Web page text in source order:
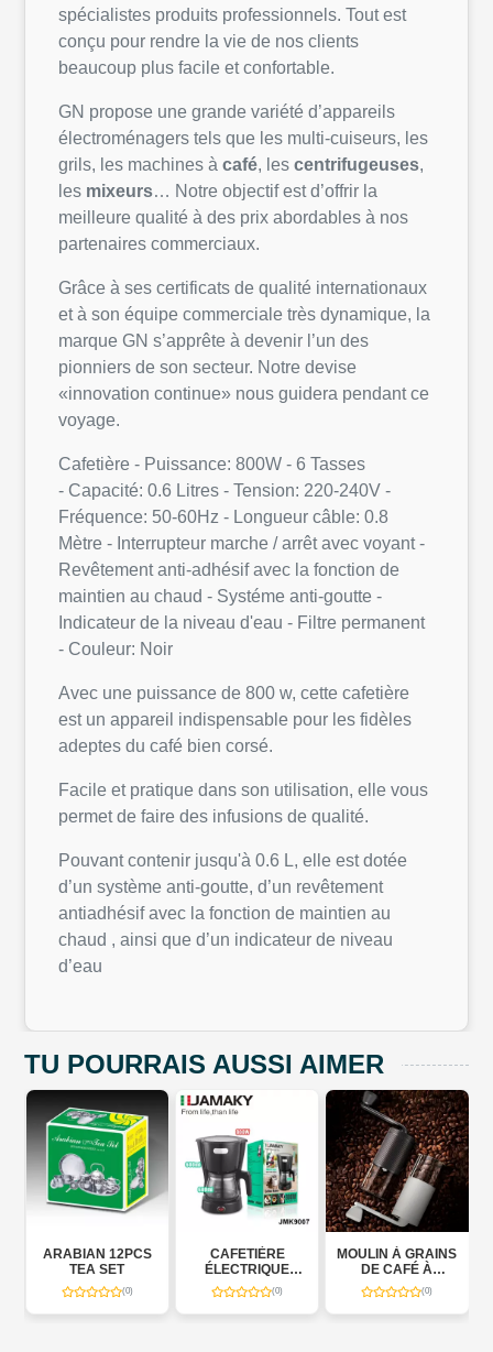
spécialistes produits professionnels. Tout est
conçu pour rendre la vie de nos clients
beaucoup plus facile et confortable.
GN propose une grande variété d’appareils
électroménagers tels que les multi-cuiseurs, les
grils, les machines à café, les centrifugeuses,
les mixeurs… Notre objectif est d’offrir la
meilleure qualité à des prix abordables à nos
partenaires commerciaux.
Grâce à ses certificats de qualité internationaux
et à son équipe commerciale très dynamique, la
marque GN s’apprête à devenir l’un des
pionniers de son secteur. Notre devise
«innovation continue» nous guidera pendant ce
voyage.
Cafetière - Puissance: 800W - 6 Tasses
- Capacité: 0.6 Litres - Tension: 220-240V -
Fréquence: 50-60Hz - Longueur câble: 0.8
Mètre - Interrupteur marche / arrêt avec voyant -
Revêtement anti-adhésif avec la fonction de
maintien au chaud - Systéme anti-goutte -
Indicateur de la niveau d'eau - Filtre permanent
- Couleur: Noir
Avec une puissance de 800 w, cette cafetière
est un appareil indispensable pour les fidèles
adeptes du café bien corsé.
Facile et pratique dans son utilisation, elle vous
permet de faire des infusions de qualité.
Pouvant contenir jusqu'à 0.6 L, elle est dotée
d’un système anti-goutte, d’un revêtement
antiadhésif avec la fonction de maintien au
chaud , ainsi que d’un indicateur de niveau
d’eau
TU POURRAIS AUSSI AIMER
ARABIAN 12PCS
TEA SET
(0)
CAFETIÈRE
ÉLECTRIQUE
JAMAKY(0)
MOULIN À GRAINS
DE CAFÉ À
MANIVELLE
(0)